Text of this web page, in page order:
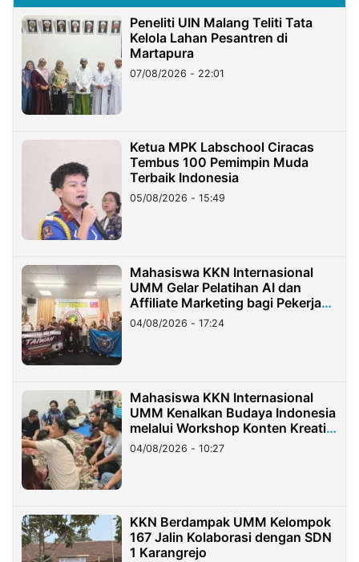
Peneliti UIN Malang Teliti Tata
Kelola Lahan Pesantren di
Martapura
07/08/2026 - 22:01
Ketua MPK Labschool Ciracas
Tembus 100 Pemimpin Muda
Terbaik Indonesia
05/08/2026 - 15:49
Mahasiswa KKN Internasional
UMM Gelar Pelatihan AI dan
Affiliate Marketing bagi Pekerja
Migran Indonesia di Taiwan
04/08/2026 - 17:24
Mahasiswa KKN Internasional
UMM Kenalkan Budaya Indonesia
melalui Workshop Konten Kreatif
di Taiwan
04/08/2026 - 10:27
KKN Berdampak UMM Kelompok
167 Jalin Kolaborasi dengan SDN
1 Karangrejo